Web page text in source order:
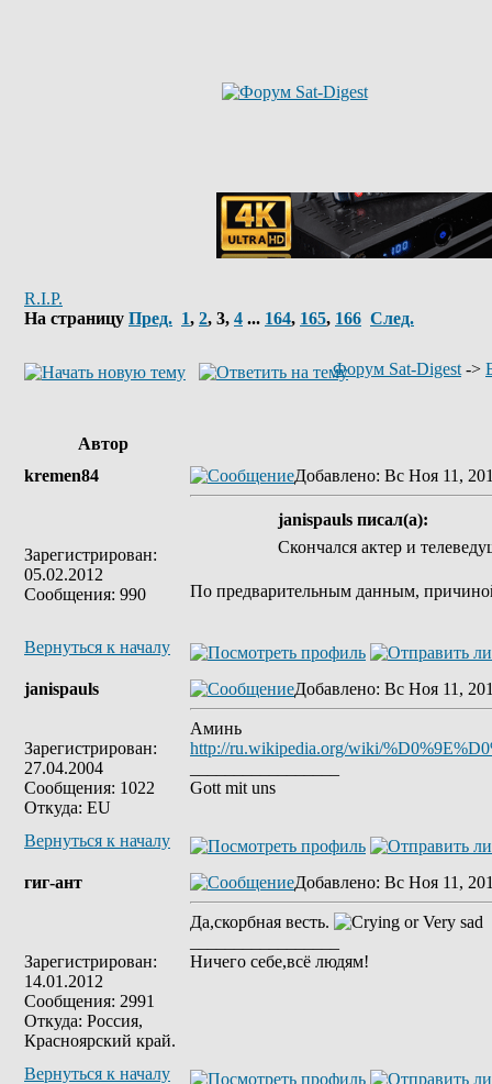
R.I.P.
На страницу Пред. 1, 2, 3, 4 ... 164, 165, 166 След.
Форум Sat-Digest ->
Автор
kremen84
Зарегистрирован:
05.02.2012
Сообщения: 990
Добавлено: Вс Ноя 11,
janispauls писал(а):
Скончался актер и
По предварительным данным, причиной
Вернуться к началу
janispauls
Зарегистрирован:
27.04.2004
Сообщения: 1022
Откуда: EU
Добавлено: Вс Ноя 11,
Аминь
http://ru.wikipedia.org/wiki/
Gott mit uns
Вернуться к началу
гиг-ант
Зарегистрирован:
14.01.2012
Сообщения: 2991
Откуда: Россия,
Красноярский край.
Добавлено: Вс Ноя 11,
Да,скорбная весть.
Ничего себе,всё людям!
Вернуться к началу